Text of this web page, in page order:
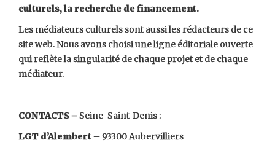
culturels, la recherche de financement.
Les médiateurs culturels sont aussi les rédacteurs de ce
site web. Nous avons choisi une ligne éditoriale ouverte
qui reflète la singularité de chaque projet et de chaque
médiateur.
CONTACTS –Seine-Saint-Denis :
LGT d’Alembert– 93300 Aubervilliers